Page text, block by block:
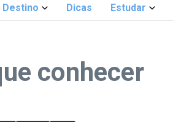
Destino Dicas Estudar
conhecer